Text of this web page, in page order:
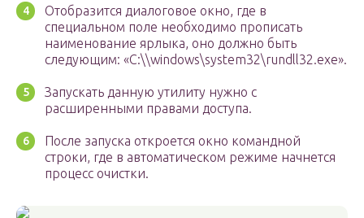
Отобразится диалоговое окно, где в
специальном поле необходимо прописать
наименование ярлыка, оно должно быть
следующим: «C:\\windows\system32\rundll32.exe».
Запускать данную утилиту нужно с
расширенными правами доступа.
После запуска откроется окно командной
строки, где в автоматическом режиме начнется
процесс очистки.